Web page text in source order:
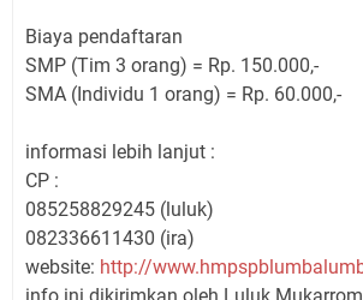
Biaya pendaftaran
SMP (Tim 3 orang) = Rp. 150.000,-
SMA (Individu 1 orang) = Rp. 60.000,-
informasi lebih lanjut :
CP :
085258829245 (luluk)
082336611430 (ira)
website: http://